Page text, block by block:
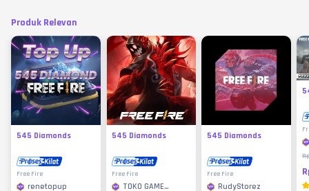
Produk Relevan
545 Diamonds
Free Fire
renetopup
545 Diamonds
Free Fire
TOKO GAME
545 Diamonds
Free Fire
RudyStorez